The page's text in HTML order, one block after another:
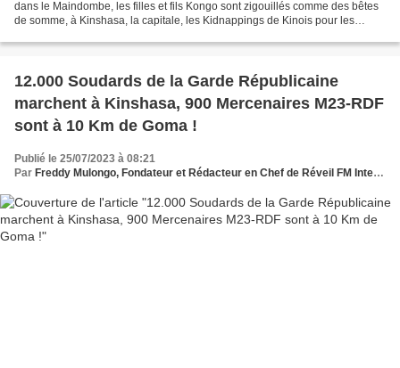
dans le Maindombe, les filles et fils Kongo sont zigouillés comme des bêtes
de somme, à Kinshasa, la capitale, les Kidnappings de Kinois pour les
12.000 Soudards de la Garde Républicaine
marchent à Kinshasa, 900 Mercenaires M23-RDF
sont à 10 Km de Goma !
Publié le 25/07/2023 à 08:21
Par Freddy Mulongo, Fondateur et Rédacteur en Chef de Réveil FM International